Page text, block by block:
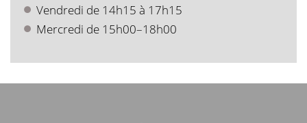
Vendredi de 14h15 à 17h15
Mercredi de 15h00–18h00